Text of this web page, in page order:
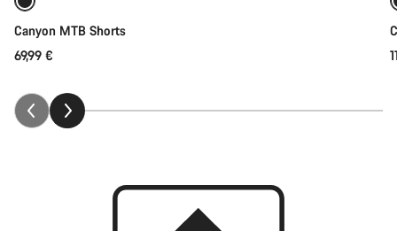
Canyon MTB Shorts
69,99 €